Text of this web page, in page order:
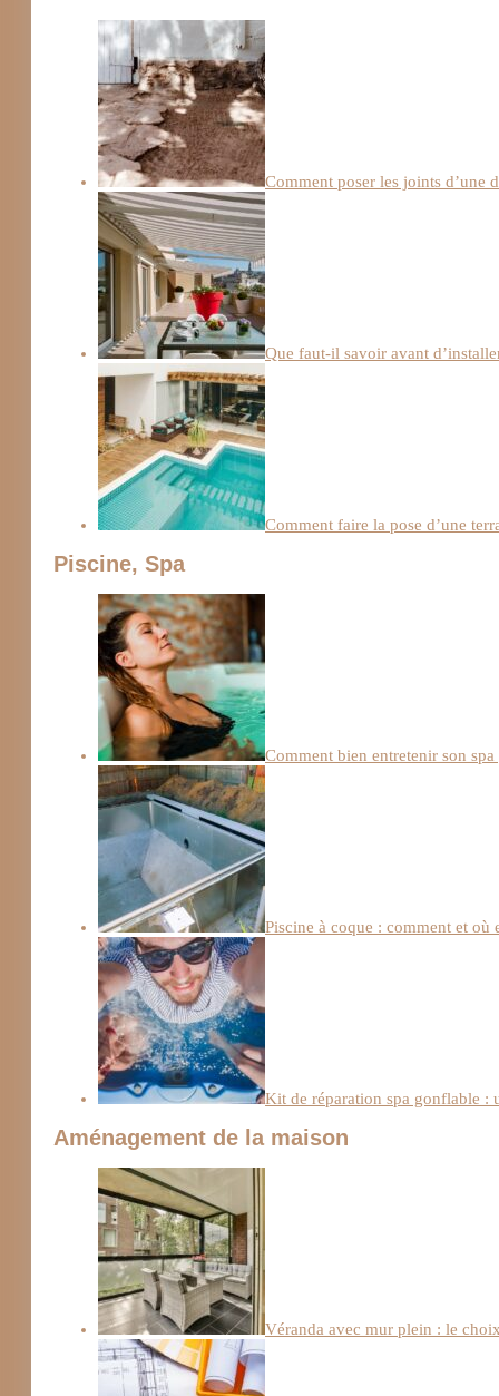
Comment poser les joints d’une
Que faut-il savoir avant
Comment faire la pose d’une
Piscine, Spa
Comment bien entretenir son
Piscine à coque : comment et
Kit de réparation spa gonflable :
Aménagement de la maison
Véranda avec mur plein : le